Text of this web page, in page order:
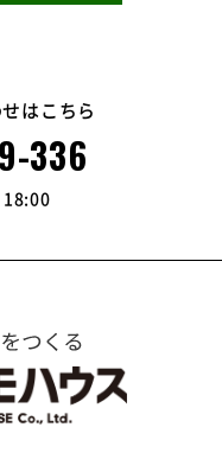
はこちら
336